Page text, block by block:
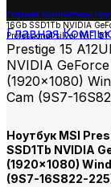
Главная Компьютеры
16Gb SSD1Tb NVIDIA
Professional silver WiFi
Главная
Prestige 15
NVIDIA
(1920×1080)
Cam (9S7-
Ноутбук MSI
SSD1Tb NVIDIA
(1920×1080)
(9S7-16S822-